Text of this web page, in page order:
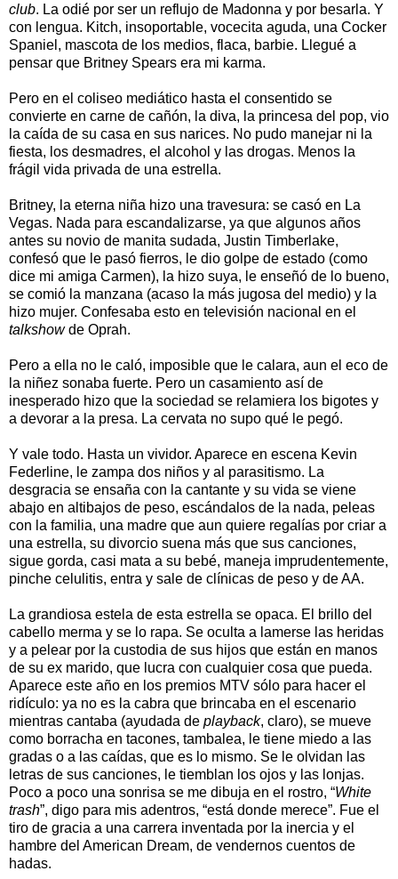
club. La odié por ser un reflujo de Madonna y por besarla. Y
con lengua. Kitch, insoportable, vocecita aguda, una Cocker
Spaniel, mascota de los medios, flaca, barbie. Llegué a
pensar que Britney Spears era mi karma.
Pero en el coliseo mediático hasta el consentido se
convierte en carne de cañón, la diva, la princesa del pop, vio
la caída de su casa en sus narices. No pudo manejar ni la
fiesta, los desmadres, el alcohol y las drogas. Menos la
frágil vida privada de una estrella.
Britney, la eterna niña hizo una travesura: se casó en La
Vegas. Nada para escandalizarse, ya que algunos años
antes su novio de manita sudada, Justin Timberlake,
confesó que le pasó fierros, le dio golpe de estado (como
dice mi amiga Carmen), la hizo suya, le enseñó de lo bueno,
se comió la manzana (acaso la más jugosa del medio) y la
hizo mujer. Confesaba esto en televisión nacional en el
talkshowde Oprah.
Pero a ella no le caló, imposible que le calara, aun el eco de
la niñez sonaba fuerte. Pero un casamiento así de
inesperado hizo que la sociedad se relamiera los bigotes y
a devorar a la presa. La cervata no supo qué le pegó.
Y vale todo. Hasta un vividor. Aparece en escena Kevin
Federline, le zampa dos niños y al parasitismo. La
desgracia se ensaña con la cantante y su vida se viene
abajo en altibajos de peso, escándalos de la nada, peleas
con la familia, una madre que aun quiere regalías por criar a
una estrella, su divorcio suena más que sus canciones,
sigue gorda, casi mata a su bebé, maneja imprudentemente,
pinche celulitis, entra y sale de clínicas de peso y de AA.
La grandiosa estela de esta estrella se opaca. El brillo del
cabello merma y se lo rapa. Se oculta a lamerse las heridas
y a pelear por la custodia de sus hijos que están en manos
de su ex marido, que lucra con cualquier cosa que pueda.
Aparece este año en los premios MTV sólo para hacer el
ridículo: ya no es la cabra que brincaba en el escenario
mientras cantaba (ayudada de playback, claro), se mueve
como borracha en tacones, tambalea, le tiene miedo a las
gradas o a las caídas, que es lo mismo. Se le olvidan las
letras de sus canciones, le tiemblan los ojos y las lonjas.
Poco a poco una sonrisa se me dibuja en el rostro, “White
trash”, digo para mis adentros, “está donde merece”. Fue el
tiro de gracia a una carrera inventada por la inercia y el
hambre del American Dream, de vendernos cuentos de
hadas.